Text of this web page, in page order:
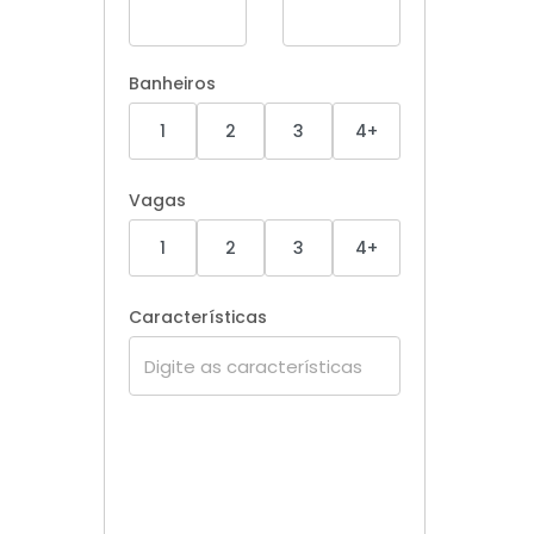
Banheiros
1
2 3 4+
Vagas
1
2 3 4+
Características